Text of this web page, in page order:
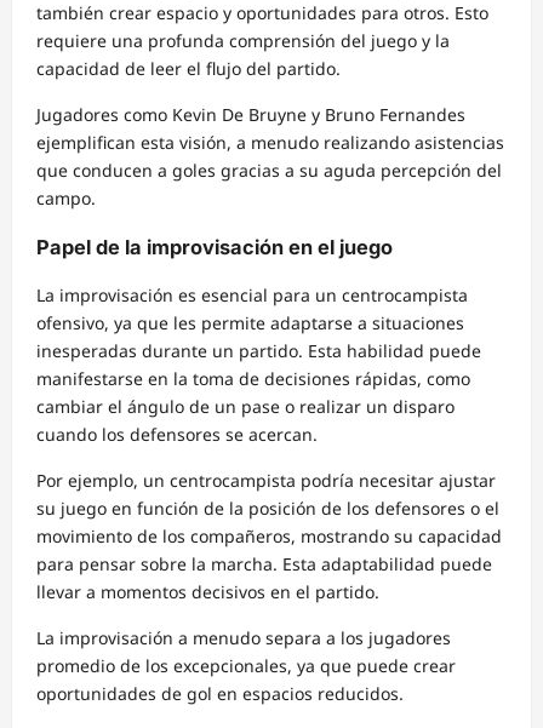
también crear espacio y oportunidades para otros. Esto
requiere una profunda comprensión del juego y la
capacidad de leer el flujo del partido.
Jugadores como Kevin De Bruyne y Bruno Fernandes
ejemplifican esta visión, a menudo realizando asistencias
que conducen a goles gracias a su aguda percepción del
campo.
Papel de la improvisación en el juego
La improvisación es esencial para un centrocampista
ofensivo, ya que les permite adaptarse a situaciones
inesperadas durante un partido. Esta habilidad puede
manifestarse en la toma de decisiones rápidas, como
cambiar el ángulo de un pase o realizar un disparo
cuando los defensores se acercan.
Por ejemplo, un centrocampista podría necesitar ajustar
su juego en función de la posición de los defensores o el
movimiento de los compañeros, mostrando su capacidad
para pensar sobre la marcha. Esta adaptabilidad puede
llevar a momentos decisivos en el partido.
La improvisación a menudo separa a los jugadores
promedio de los excepcionales, ya que puede crear
oportunidades de gol en espacios reducidos.